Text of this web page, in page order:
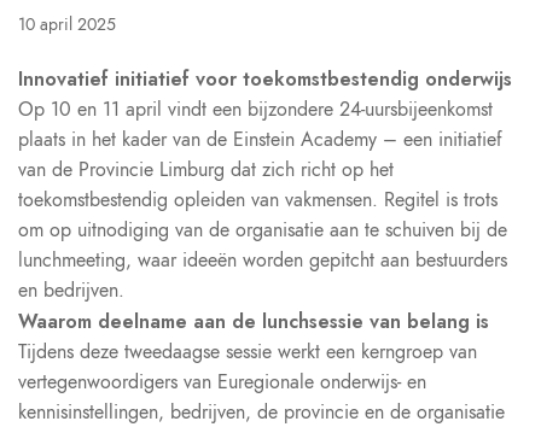
10 april 2025
Innovatief initiatief voor toekomstbestendig onderwijs
Op 10 en 11 april vindt een bijzondere 24-uursbijeenkomst
plaats in het kader van de Einstein Academy – een initiatief
van de Provincie Limburg dat zich richt op het
toekomstbestendig opleiden van vakmensen. Regitel is trots
om op uitnodiging van de organisatie aan te schuiven bij de
lunchmeeting, waar ideeën worden gepitcht aan bestuurders
en bedrijven.
Waarom deelname aan de lunchsessie van belang is
Tijdens deze tweedaagse sessie werkt een kerngroep van
vertegenwoordigers van Euregionale onderwijs- en
kennisinstellingen, bedrijven, de provincie en de organisatie